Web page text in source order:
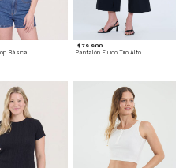
Básica
$ 79.900
Pantalón Fluido Tiro Alto